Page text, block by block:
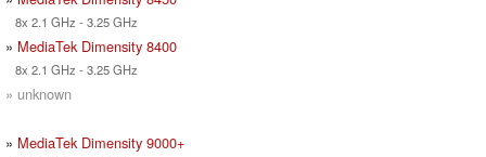
8x 2.1 GHz - 3.25 GHz
» MediaTek Dimensity 8400
8x 2.1 GHz - 3.25 GHz
» unknown
» MediaTek Dimensity 9000+